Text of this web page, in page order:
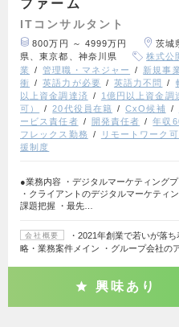
ファーム
ITコンサルタント
800万円 ～ 4999万円
茨城
県、東京都、神奈川県
株式公
業
管理職・マネジャー 新規事
衝
英語力が必要 英語力不問
以上資金調達済
1億円以上資金調
可）
20代役員在籍 CxO候補
ービス責任者
開発責任者 年収
フレックス勤務
リモートワーク
援制度
●業務内容 ・デジタルマーケティング
・クライアントのデジタルマーケティ
課題把握 ・最先…
会社概要
・2021年創業で若いが落
略・業務案件メイン ・グループ会社の
興味あり